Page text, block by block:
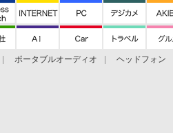
ポータブルオーディオ ヘッドフォン